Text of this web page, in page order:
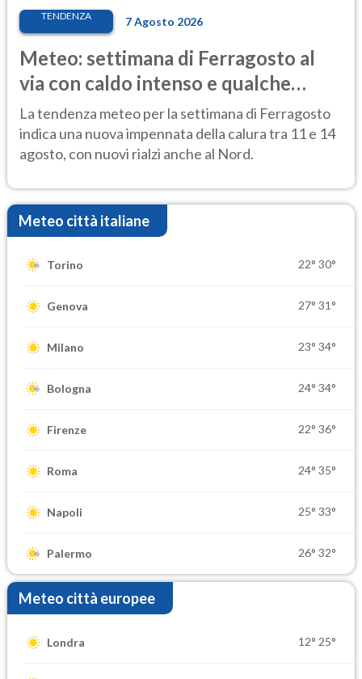
TENDENZA 7 Agosto 2026
Meteo: settimana di Ferragosto al
via con caldo intenso e qualche
temporale
La tendenza meteo per la settimana di Ferragosto
indica una nuova impennata della calura tra 11 e 14
agosto, con nuovi rialzi anche al Nord.
Meteo città italiane
Torino 22° 30°
Genova 27° 31°
Milano 23° 34°
Bologna 24° 34°
Firenze 22° 36°
Roma 24° 35°
Napoli 25° 33°
Palermo 26° 32°
Meteo città europee
Londra 12° 25°